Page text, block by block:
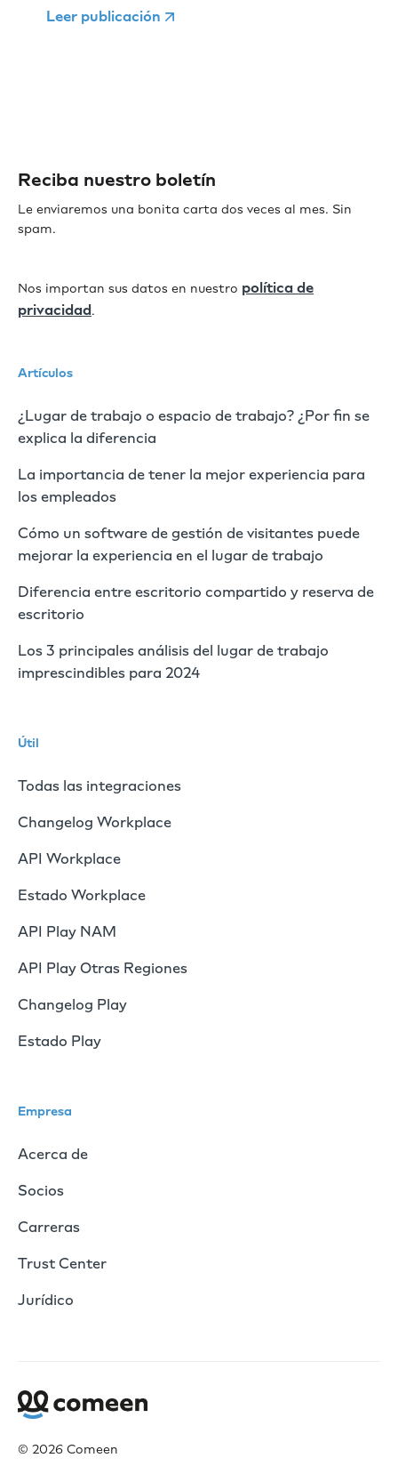
Leer publicación
Reciba nuestro boletín
Le enviaremos una bonita carta dos veces al mes. Sin
spam.
Nos importan sus datos en nuestro política de
privacidad.
Artículos
¿Lugar de trabajo o espacio de trabajo? ¿Por fin se
explica la diferencia
La importancia de tener la mejor experiencia para
los empleados
Cómo un software de gestión de visitantes puede
mejorar la experiencia en el lugar de trabajo
Diferencia entre escritorio compartido y reserva de
escritorio
Los 3 principales análisis del lugar de trabajo
imprescindibles para 2024
Útil
Todas las integraciones
Changelog Workplace
API Workplace
Estado Workplace
API Play NAM
API Play Otras Regiones
Changelog Play
Estado Play
Empresa
Acerca de
Socios
Carreras
Trust Center
Jurídico
© 2026 Comeen